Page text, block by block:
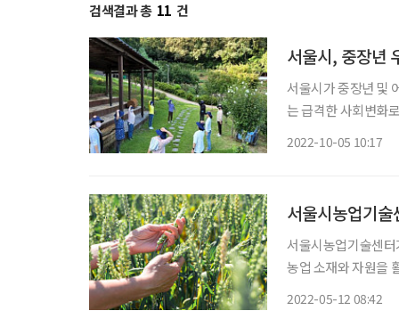
검색결과 총 11 건
서울시, 중장년
서울시가 중장년 및
는 급격한 사회변화
2022-10-05 10:17
서울시농업기
서울시농업기술센터가
농업 소재와 자원을
2022-05-12 08:42